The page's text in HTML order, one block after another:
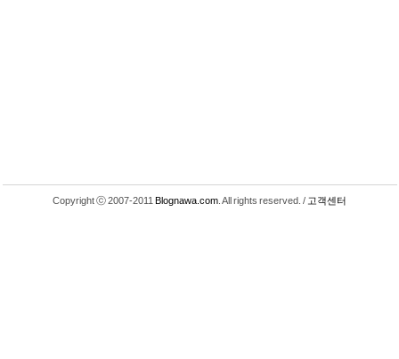
Copyright ⓒ 2007-2011 Blognawa.com . All rights reserved. / 고객센터